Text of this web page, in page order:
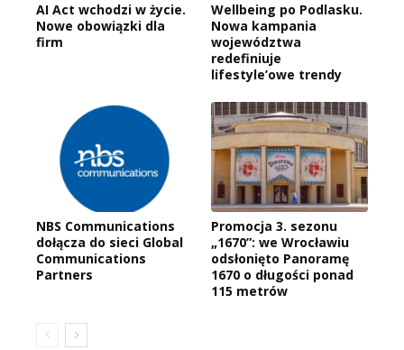
AI Act wchodzi w życie.
Nowe obowiązki dla
firm
Wellbeing po Podlasku.
Nowa kampania
województwa
redefiniuje
lifestyle’owe trendy
NBS Communications
dołącza do sieci Global
Communications
Partners
Promocja 3. sezonu
„1670”: we Wrocławiu
odsłonięto Panoramę
1670 o długości ponad
115 metrów